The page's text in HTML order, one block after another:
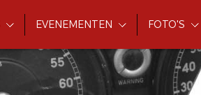
EVENEMENTEN FOTO'S